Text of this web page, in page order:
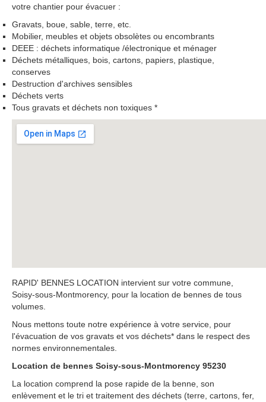
votre chantier pour évacuer :
Gravats, boue, sable, terre, etc.
Mobilier, meubles et objets obsolètes ou encombrants
DEEE : déchets informatique /électronique et ménager
Déchets métalliques, bois, cartons, papiers, plastique,
conserves
Destruction d'archives sensibles
Déchets verts
Tous gravats et déchets non toxiques *
RAPID' BENNES LOCATION intervient sur votre commune,
Soisy-sous-Montmorency, pour la location de bennes de tous
volumes.
Nous mettons toute notre expérience à votre service, pour
l'évacuation de vos gravats et vos déchets* dans le respect des
normes environnementales.
Location de bennes Soisy-sous-Montmorency 95230
La location comprend la pose rapide de la benne, son
enlèvement et le tri et traitement des déchets (terre, cartons, fer,